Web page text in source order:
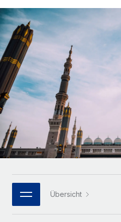
PEO
Auslagern von komplexen
INFRASTRUKTUR
Remote Embedded
Nahtlose Integration der HR
Plattform
Integrierte HR-
Verknüpfen Neu
MCP
Integrationen
WACHSTUMSPHASE
Startups
Agile HR- und Payroll-
Unternehmen
Mittelstand
Maßgeschneiderte HR-
vergrößern
Enterprise
Globale HR für Konzerne
Strategische
Flexible Einbettung von
Plattform
Honorarzahlungen
Informationen zu möglichen
Abwicklungsfristen für
LERNEN MIT REMOTE
Forschung und Leitfäden
Fallstudien
HR-Glossar
Checklisten und Vorlagen
Bibliothek für
Webinare
Events
Nederlands
Français
Deutsch
Español
Português (Portugal)
日本語
한국어
Übersicht